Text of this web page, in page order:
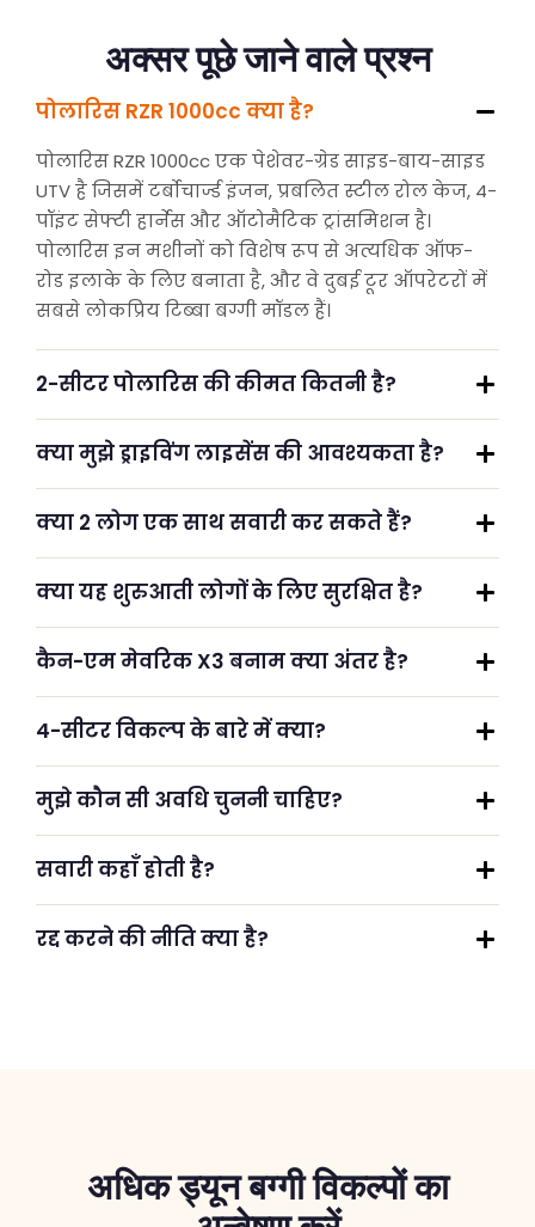
अक्सर पूछे जाने वाले प्रश्न
पोलारिस RZR 1000cc क्या है?
पोलारिस RZR 1000cc एक पेशेवर-ग्रेड साइड-बाय-साइड
UTV है जिसमें टर्बोचार्ज्ड इंजन, प्रबलित स्टील रोल केज, 4-
पॉइंट सेफ्टी हार्नेस और ऑटोमैटिक ट्रांसमिशन है।
पोलारिस इन मशीनों को विशेष रूप से अत्यधिक ऑफ-
रोड इलाके के लिए बनाता है, और वे दुबई टूर ऑपरेटरों में
सबसे लोकप्रिय टिब्बा बग्गी मॉडल हैं।
2-सीटर पोलारिस की कीमत कितनी है?
क्या मुझे ड्राइविंग लाइसेंस की आवश्यकता है?
क्या 2 लोग एक साथ सवारी कर सकते हैं?
क्या यह शुरुआती लोगों के लिए सुरक्षित है?
कैन-एम मेवरिक X3 बनाम क्या अंतर है?
4-सीटर विकल्प के बारे में क्या?
मुझे कौन सी अवधि चुननी चाहिए?
सवारी कहाँ होती है?
रद्द करने की नीति क्या है?
अधिक ड्यून बग्गी विकल्पों का